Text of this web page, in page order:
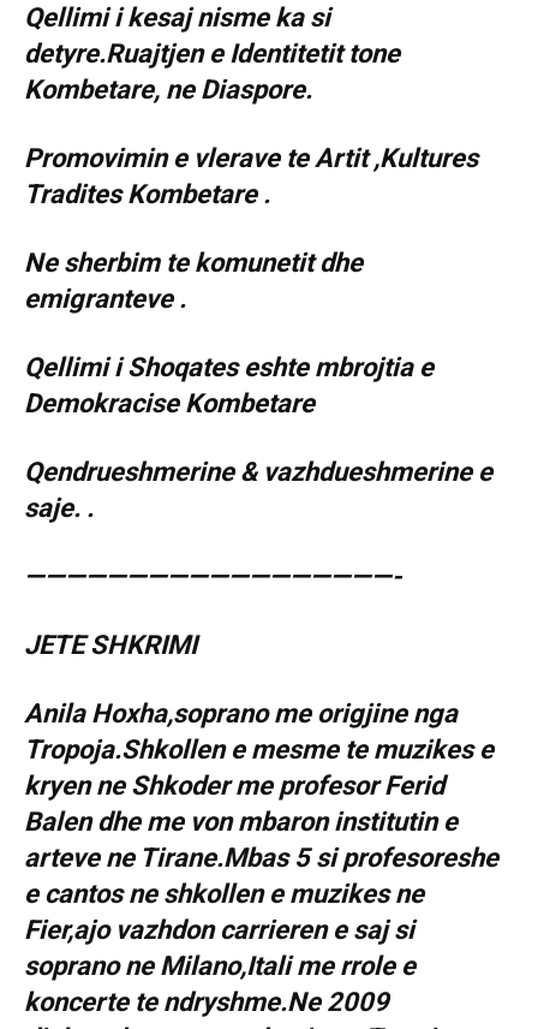
Qellimi i kesaj nisme ka si
detyre.Ruajtjen e Identitetit tone
Kombetare, ne Diaspore.
Promovimin e vlerave te Artit ,Kultures
Tradites Kombetare .
Ne sherbim te komunetit dhe
emigranteve .
Qellimi i Shoqates eshte mbrojtia e
Demokracise Kombetare
Qendrueshmerine & vazhdueshmerine e
saje. .
——————————————————-
JETE SHKRIMI
Anila Hoxha,soprano me origjine nga
Tropoja.Shkollen e mesme te muzikes e
kryen ne Shkoder me profesor Ferid
Balen dhe me von mbaron institutin e
arteve ne Tirane.Mbas 5 si profesoreshe
e cantos ne shkollen e muzikes ne
Fier,ajo vazhdon carrieren e saj si
soprano ne Milano,Itali me rrole e
koncerte te ndryshme.Ne 2009